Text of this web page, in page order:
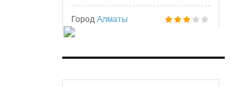
Город Алматы